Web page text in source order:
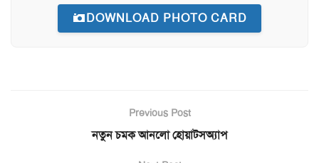
DOWNLOAD PHOTO CARD
Previous Post
নতুন চমক আনলো হোয়াটসঅ্যাপ